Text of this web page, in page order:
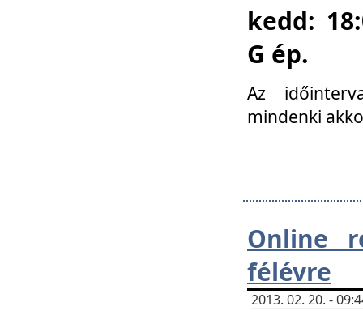
kedd:
G ép.
Az
mindenki
Online
félévre
2013. 02. 20. -